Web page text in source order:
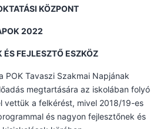
KÖZPONT
2022
ÉS FEJLESZTŐ ESZKÖZ
POK Tavaszi Szakmai Napjának
megtartására az iskolában folyó
vettük a felkérést, mivel 2018/19-es
és nagyon fejlesztőnek és